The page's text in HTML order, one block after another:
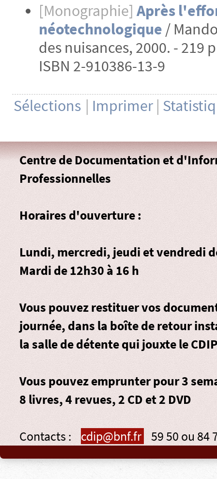
[Monographie] Après
néotechnologique /
des nuisances, 2000. - 219
ISBN 2-910386-13-9
Sélections | Imprimer |
Centre de Documentation et
Professionnelles
Horaires d'ouverture :
Lundi, mercredi, jeudi et vendredi
Mardi de 12h30 à 16 h
Vous pouvez restituer vos
journée, dans la boîte de retour
la salle de détente qui jouxte le
Vous pouvez emprunter pour 3
8 livres, 4 revues, 2 CD et 2 DVD
Contacts : cdip@bnf.fr 59 50 ou 84